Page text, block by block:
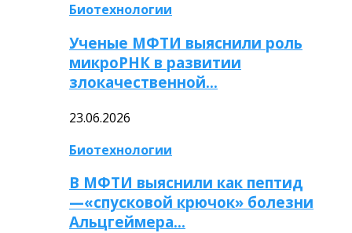
Биотехнологии
Ученые МФТИ выяснили роль
микроРНК в развитии
злокачественной…
23.06.2026
Биотехнологии
В МФТИ выяснили как пептид
—«спусковой крючок» болезни
Альцгеймера…